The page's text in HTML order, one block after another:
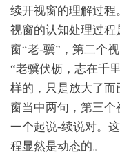
续开视窗的理解过程
视窗的认知处理过
窗“老-骥”，第二个
“老骥伏枥，志在千
样的，只是放大了
窗当中两句，第三
一个起说-续说对。
程显然是动态的。